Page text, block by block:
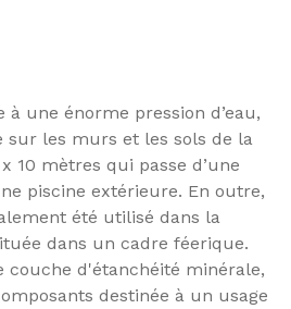
à une énorme pression d’eau,
sur les murs et les sols de la
10 mètres qui passe d’une
piscine extérieure. En outre,
été utilisé dans la
dans un cadre féerique.
couche d'étanchéité minérale,
destinée à un usage